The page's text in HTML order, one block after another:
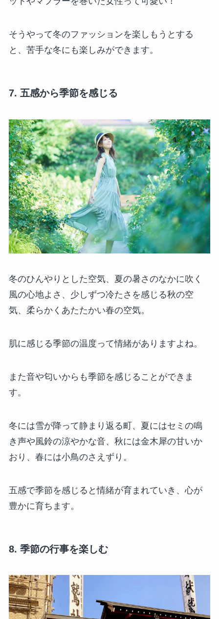
そうやって冬のファッションを楽しもうとする
と、苦手な冬にも楽しみができます。
7. 五感から季節を感じる
冬のひんやりとした空気、夏の暑さのなかに吹く
風の心地よさ、少しずつ冷たさを感じる秋の空
気、柔らかくあたたかい春の空気。
肌に感じる季節の温度って情緒がありますよね。
また音や匂いからも季節を感じることができま
す。
冬には雪が降って静まり返る町、夏にはセミの鳴
き声や風鈴の涼やかな音、秋には金木犀の甘いか
おり、春には小鳥のさえずり。
五感で季節を感じると情緒が育まれていき、心が
豊かに育ちます。
8. 季節の行事を楽しむ